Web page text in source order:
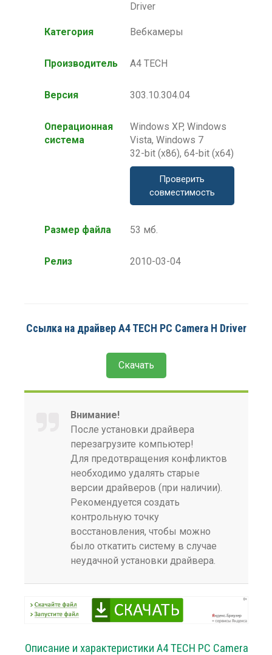
Driver
Категория Вебкамеры
Производитель A4 TECH
Версия 303.10.304.04
Операционная
система
Windows XP, Windows
Vista, Windows 7
32-bit (x86), 64-bit (x64)
Проверить
совместимость
Размер файла 53 мб.
Релиз 2010-03-04
Ссылка на драйвер A4 TECH PC Camera H Driver
Скачать
Внимание!
После установки драйвера
перезагрузите компьютер!
Для предотвращения конфликтов
необходимо удалять старые
версии драйверов (при наличии).
Рекомендуется создать
контрольную точку
восстановления, чтобы можно
было откатить систему в случае
неудачной установки драйвера.
Описание и характеристики A4 TECH PC Camera